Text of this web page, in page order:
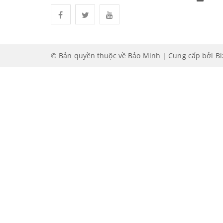
© Bản quyền thuộc về Bảo Minh | Cung cấp bởi